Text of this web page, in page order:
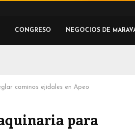
CONGRESO NEGOCIOS DE
caminos ejidales en Apeo
para